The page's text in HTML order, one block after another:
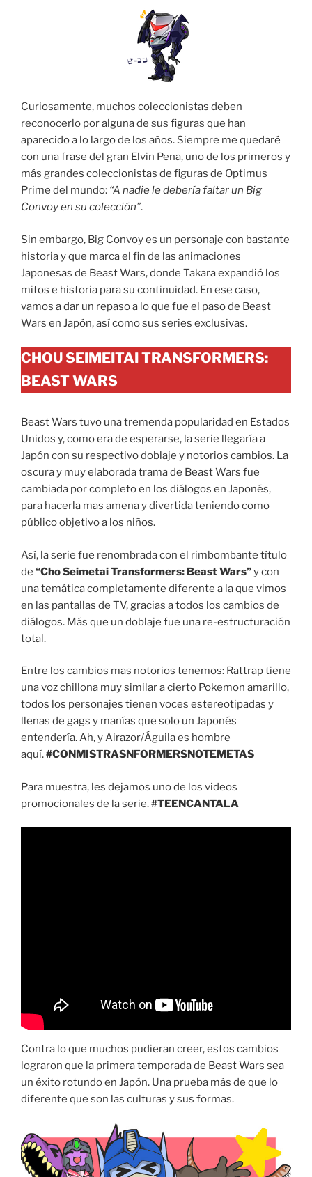
Curiosamente, muchos coleccionistas deben
reconocerlo por alguna de sus figuras que han
aparecido a lo largo de los años. Siempre me quedaré
con una frase del gran Elvin Pena, uno de los primeros y
más grandes coleccionistas de figuras de Optimus
Prime del mundo: “A nadie le debería faltar un Big
Convoy en su colección”.
Sin embargo, Big Convoy es un personaje con bastante
historia y que marca el fin de las animaciones
Japonesas de Beast Wars, donde Takara expandió los
mitos e historia para su continuidad. En ese caso,
vamos a dar un repaso a lo que fue el paso de Beast
Wars en Japón, así como sus series exclusivas.
CHOU SEIMEITAI TRANSFORMERS:
BEAST WARS
Beast Wars tuvo una tremenda popularidad en Estados
Unidos y, como era de esperarse, la serie llegaría a
Japón con su respectivo doblaje y notorios cambios. La
oscura y muy elaborada trama de Beast Wars fue
cambiada por completo en los diálogos en Japonés,
para hacerla mas amena y divertida teniendo como
público objetivo a los niños.
Así, la serie fue renombrada con el rimbombante título
de “Cho Seimetai Transformers: Beast Wars”y con
una temática completamente diferente a la que vimos
en las pantallas de TV, gracias a todos los cambios de
diálogos. Más que un doblaje fue una re-estructuración
total.
Entre los cambios mas notorios tenemos: Rattrap tiene
una voz chillona muy similar a cierto Pokemon amarillo,
todos los personajes tienen voces estereotipadas y
llenas de gags y manías que solo un Japonés
entendería. Ah, y Airazor/Águila es hombre
aquí.#CONMISTRASNFORMERSNOTEMETAS
Para muestra, les dejamos uno de los videos
promocionales de la serie.#TEENCANTALA
Contra lo que muchos pudieran creer, estos cambios
lograron que la primera temporada de Beast Wars sea
un éxito rotundo en Japón. Una prueba más de que lo
diferente que son las culturas y sus formas.